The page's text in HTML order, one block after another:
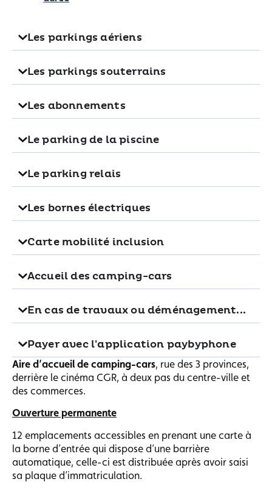
Les parkings aériens
Les parkings souterrains
Les abonnements
Le parking de la piscine
Le parking relais
Les bornes électriques
Carte mobilité inclusion
Accueil des camping-cars
En cas de travaux ou déménagement...
Payer avec l'application paybyphone
Aire d’accueil de camping-cars, rue des 3 provinces,
derrière le cinéma CGR, à deux pas du centre-ville et
des commerces.
Ouverture permanente
12 emplacements accessibles en prenant une carte à
la borne d’entrée qui dispose d’une barrière
automatique, celle-ci est distribuée après avoir saisi
sa plaque d’immatriculation.